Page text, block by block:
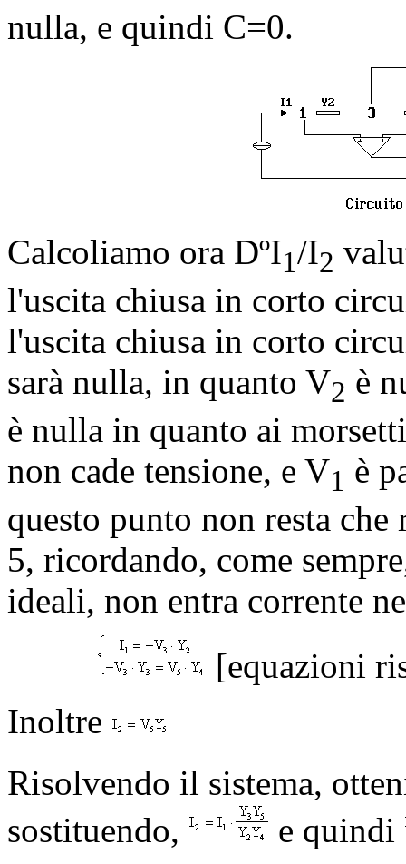
nulla, e quindi C=0.
Calcoliamo ora DºI1/I2
l'uscita chiusa in corto
l'uscita chiusa in corto
sarà nulla, in quanto V2 è
è nulla in quanto ai
non cade tensione, e V1 è
questo punto non resta
5, ricordando, come
ideali, non entra corrente
[equazioni
Inoltre
Risolvendo il sistema,
sostituendo,
e quindi